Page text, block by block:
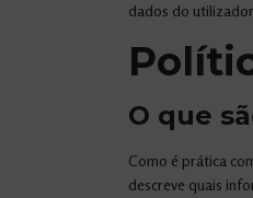
dados do
O que
Como é prática
descreve quais